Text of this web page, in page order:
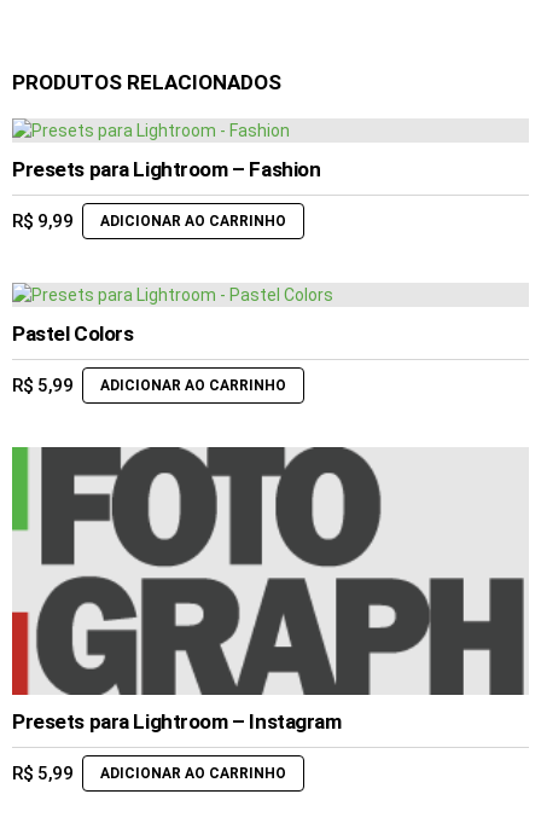
PRODUTOS RELACIONADOS
Presets para Lightroom – Fashion
R$ 9,99 ADICIONAR AO CARRINHO
Pastel Colors
R$ 5,99 ADICIONAR AO CARRINHO
Presets para Lightroom – Instagram
R$ 5,99 ADICIONAR AO CARRINHO